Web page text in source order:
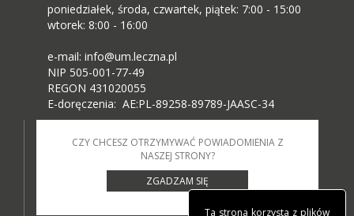
poniedziałek, środa, czwartek, piątek: 7:00 - 15:00
wtorek: 8:00 - 16:00
e-mail: info@um.leczna.pl
NIP 505-001-77-49
REGON 431020055
E-doręczenia: AE:PL-89258-89789-JAASC-34
CZY CHCESZ OTRZYMYWAĆ POWIADOMIENIA Z
NASZEJ STRONY?
ZGADZAM SIĘ
Ta strona korzysta z plików